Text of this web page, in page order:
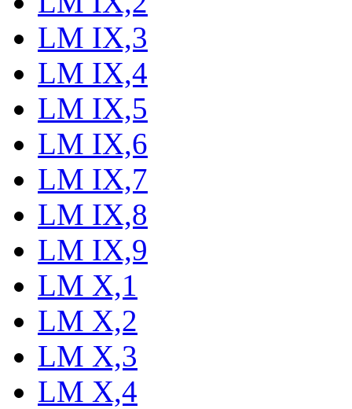
LM IX,3
LM IX,4
LM IX,5
LM IX,6
LM IX,7
LM IX,8
LM IX,9
LM X,1
LM X,2
LM X,3
LM X,4